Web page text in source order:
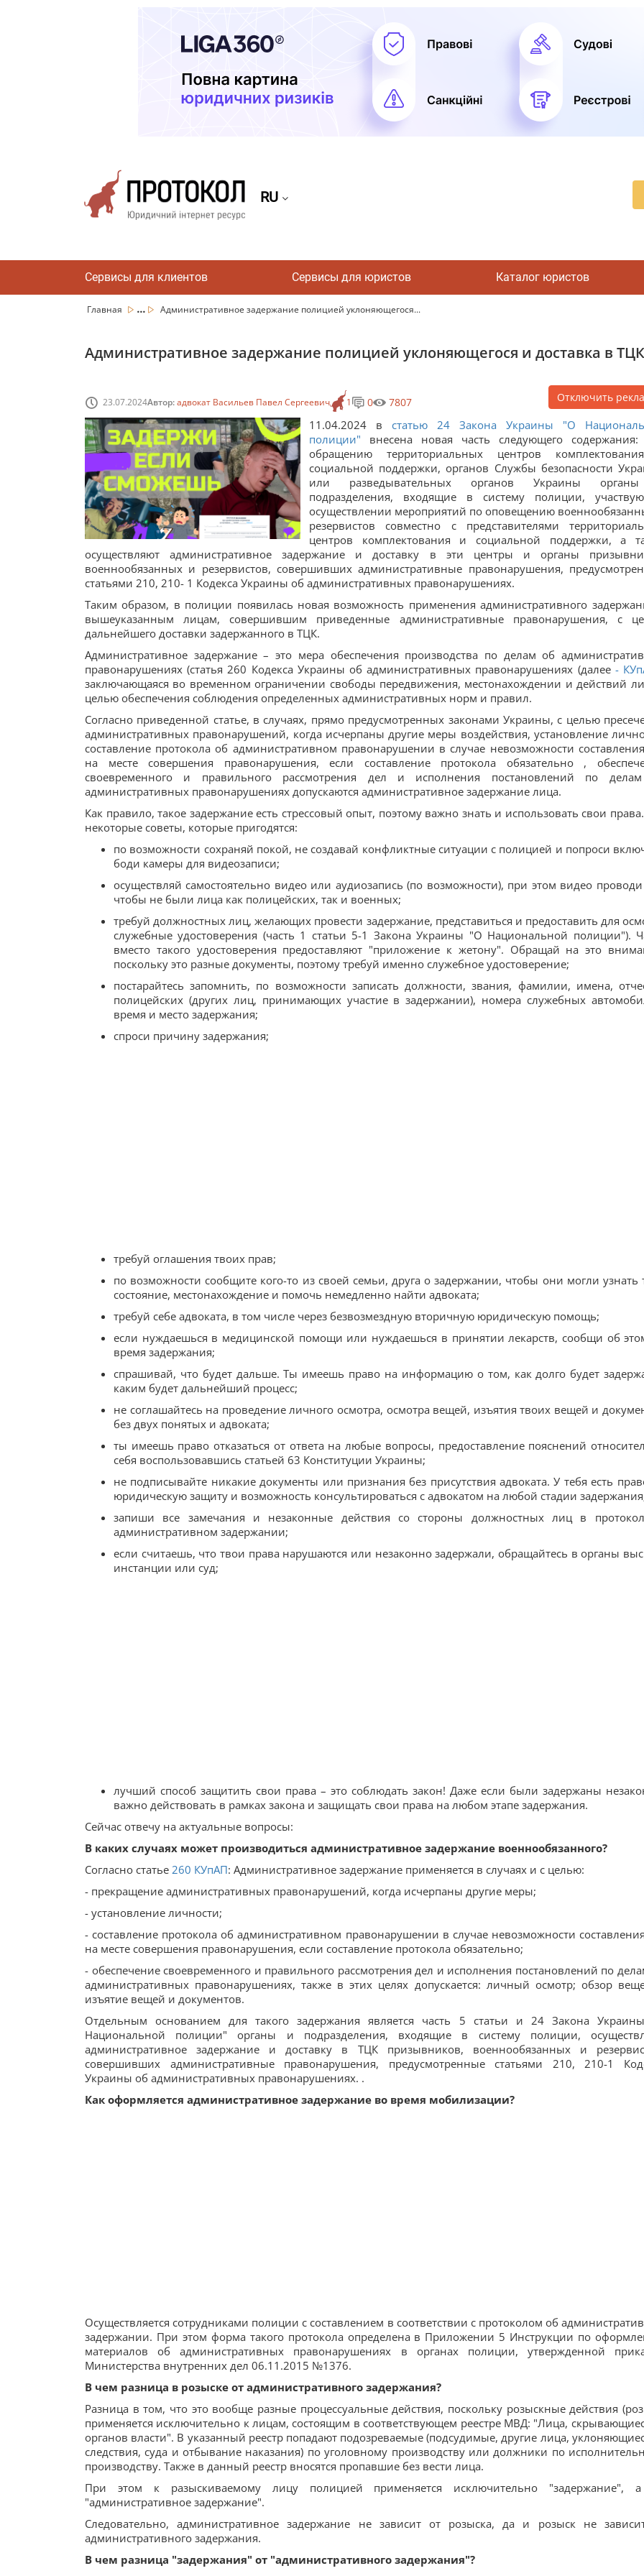
RU
Сервисы для клиентов Сервисы для юристов Каталог юристов
Главная ... Административное задержание полицией уклоняющегося...
Административное задержание полицией уклоняющегося и доставка в ТЦК
23.07.2024Автор:адвокат Васильев Павел Сергеевич 1 0 7807 Отключить
11.04.2024 в статью 24 Закона Украины "О
полиции" внесена новая часть следующего
обращению территориальных центров
социальной поддержки, органов Службы безопасности
или разведывательных органов Украины
подразделения, входящие в систему полиции,
осуществлении мероприятий по оповещению
резервистов совместно с представителями
центров комплектования и социальной поддержки, а
осуществляют административное задержание и доставку в эти центры и органы
военнообязанных и резервистов, совершивших административные правонарушения,
статьями 210, 210- 1 Кодекса Украины об административных правонарушениях.
Таким образом, в полиции появилась новая возможность применения административного
вышеуказанным лицам, совершившим приведенные административные правонарушения, с
дальнейшего доставки задержанного в ТЦК.
Административное задержание – это мера обеспечения производства по делам об
правонарушениях (статья 260 Кодекса Украины об административных правонарушениях (далее-
заключающаяся во временном ограничении свободы передвижения, местонахождении и действий
целью обеспечения соблюдения определенных административных норм и правил.
Согласно приведенной статье, в случаях, прямо предусмотренных законами Украины, с целью
административных правонарушений, когда исчерпаны другие меры воздействия, установление
составление протокола об административном правонарушении в случае невозможности
на месте совершения правонарушения, если составление протокола обязательно ,
своевременного и правильного рассмотрения дел и исполнения постановлений по
административных правонарушениях допускаются административное задержание лица.
Как правило, такое задержание есть стрессовый опыт, поэтому важно знать и использовать свои
некоторые советы, которые пригодятся:
по возможности сохраняй покой, не создавай конфликтные ситуации с полицией и попроси
боди камеры для видеозаписи;
осуществляй самостоятельно видео или аудиозапись (по возможности), при этом видео проводи
чтобы не были лица как полицейских, так и военных;
требуй должностных лиц, желающих провести задержание, представиться и предоставить для
служебные удостоверения (часть 1 статьи 5-1 Закона Украины "О Национальной полиции").
вместо такого удостоверения предоставляют "приложение к жетону". Обращай на это
поскольку это разные документы, поэтому требуй именно служебное удостоверение;
постарайтесь запомнить, по возможности записать должности, звания, фамилии, имена,
полицейских (других лиц, принимающих участие в задержании), номера служебных
время и место задержания;
спроси причину задержания;
требуй оглашения твоих прав;
по возможности сообщите кого-то из своей семьи, друга о задержании, чтобы они могли узнать
состояние, местонахождение и помочь немедленно найти адвоката;
требуй себе адвоката, в том числе через безвозмездную вторичную юридическую помощь;
если нуждаешься в медицинской помощи или нуждаешься в принятии лекарств, сообщи об
время задержания;
спрашивай, что будет дальше. Ты имеешь право на информацию о том, как долго будет
каким будет дальнейший процесс;
не соглашайтесь на проведение личного осмотра, осмотра вещей, изъятия твоих вещей и
без двух понятых и адвоката;
ты имеешь право отказаться от ответа на любые вопросы, предоставление пояснений
себя воспользовавшись статьей 63 Конституции Украины;
не подписывайте никакие документы или признания без присутствия адвоката. У тебя есть
юридическую защиту и возможность консультироваться с адвокатом на любой стадии
запиши все замечания и незаконные действия со стороны должностных лиц в
административном задержании;
если считаешь, что твои права нарушаются или незаконно задержали, обращайтесь в органы
инстанции или суд;
лучший способ защитить свои права – это соблюдать закон! Даже если были задержаны
важно действовать в рамках закона и защищать свои права на любом этапе задержания.
Сейчас отвечу на актуальные вопросы:
В каких случаях может производиться административное задержание военнообязанного?
Согласно статье 260 КУпАП: Административное задержание применяется в случаях и с целью:
- прекращение административных правонарушений, когда исчерпаны другие меры;
- установление личности;
- составление протокола об административном правонарушении в случае невозможности
на месте совершения правонарушения, если составление протокола обязательно;
- обеспечение своевременного и правильного рассмотрения дел и исполнения постановлений по
административных правонарушениях, также в этих целях допускается: личный осмотр; обзор
изъятие вещей и документов.
Отдельным основанием для такого задержания является часть 5 статьи и 24 Закона
Национальной полиции" органы и подразделения, входящие в систему полиции,
административное задержание и доставку в ТЦК призывников, военнообязанных и
совершивших административные правонарушения, предусмотренные статьями 210, 210-1
Украины об административных правонарушениях. .
Как оформляется административное задержание во время мобилизации?
Осуществляется сотрудниками полиции с составлением в соответствии с протоколом об
задержании. При этом форма такого протокола определена в Приложении 5 Инструкции по
материалов об административных правонарушениях в органах полиции, утвержденной
Министерства внутренних дел 06.11.2015 №1376.
В чем разница в розыске от административного задержания?
Разница в том, что это вообще разные процессуальные действия, поскольку розыскные действия
применяется исключительно к лицам, состоящим в соответствующем реестре МВД: "Лица,
органов власти". В указанный реестр попадают подозреваемые (подсудимые, другие лица,
следствия, суда и отбывание наказания) по уголовному производству или должники по
производству. Также в данный реестр вносятся пропавшие без вести лица.
При этом к разыскиваемому лицу полицией применяется исключительно "задержание",
"административное задержание".
Следовательно, административное задержание не зависит от розыска, да и розыск не
административного задержания.
В чем разница "задержания" от "административного задержания"?